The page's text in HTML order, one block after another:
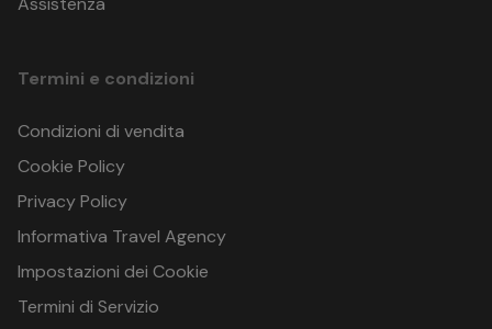
Termini e condizioni
Condizioni di vendita
Cookie Policy
Privacy Policy
Informativa Travel Agency
Impostazioni dei Cookie
Termini di Servizio